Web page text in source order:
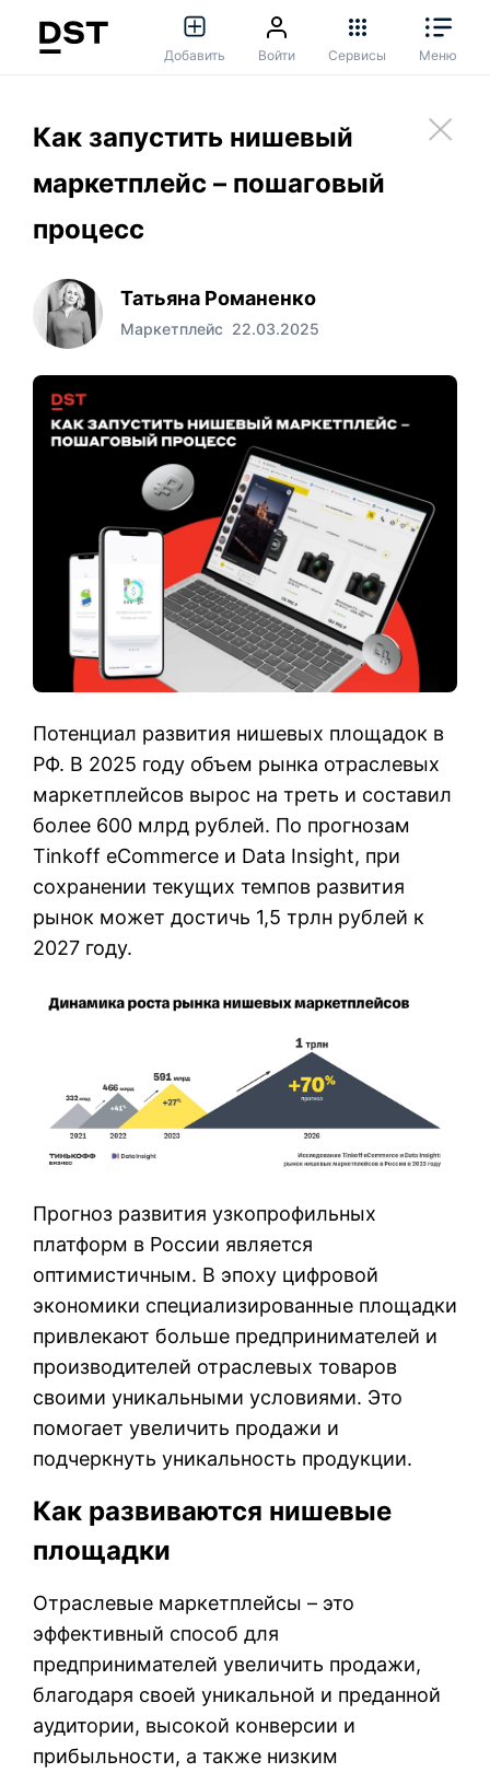
Добавить Войти Сервисы Меню
Как запустить нишевый
маркетплейс – пошаговый
процесс
Татьяна Романенко
Маркетплейс 22.03.2025
Потенциал развития нишевых площадок в
РФ. В 2025 году объем рынка отраслевых
маркетплейсов вырос на треть и составил
более 600 млрд рублей. По прогнозам
Tinkoff eCommerce и Data Insight, при
сохранении текущих темпов развития
рынок может достичь 1,5 трлн рублей к
2027 году.
Прогноз развития узкопрофильных
платформ в России является
оптимистичным. В эпоху цифровой
экономики специализированные площадки
привлекают больше предпринимателей и
производителей отраслевых товаров
своими уникальными условиями. Это
помогает увеличить продажи и
подчеркнуть уникальность продукции.
Как развиваются нишевые
площадки
Отраслевые маркетплейсы – это
эффективный способ для
предпринимателей увеличить продажи,
благодаря своей уникальной и преданной
аудитории, высокой конверсии и
прибыльности, а также низким